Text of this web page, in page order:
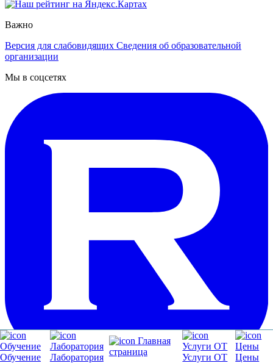
Важно
Версия для слабовидящих Сведения об образовательной
организации
Мы в соцсетях
Обучение Лаборатория Услуги ОТ Цены